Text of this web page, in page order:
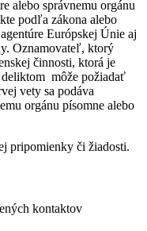
alebo správnemu orgánu
podľa zákona alebo
Európskej Únie aj
Oznamovateľ, ktorý
činnosti, ktorá je
deliktom môže požiadať
vety sa podáva
orgánu písomne alebo
pripomienky či žiadosti.
kontaktov